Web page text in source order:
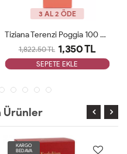
3 AL 2 ÖDE
Tiziana Terenzi Poggia 100 Ml ARC Parfüm JLT Unisex
1,822.50 TL 1,350 TL
SEPETE EKLE
Ürünler
KARGO
BEDAVA